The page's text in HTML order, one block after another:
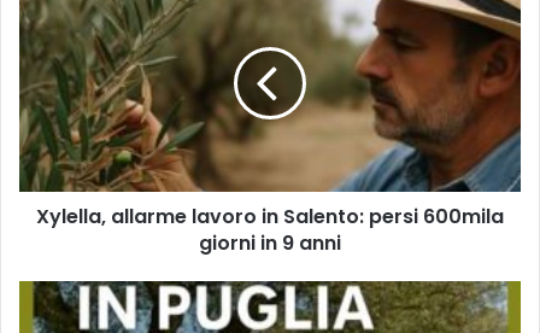
allarme
lavoro
in
Salento:
persi
600mila
giorni
in
Xylella, allarme lavoro in Salento: persi 600mila
giorni in 9 anni
Pasquetta